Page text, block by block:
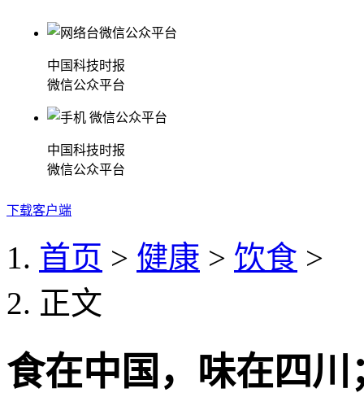
中国科技时报
微信公众平台
中国科技时报
微信公众平台
下载客户端
首页 > 健康 > 饮食 >
正文
食在中国，味在四